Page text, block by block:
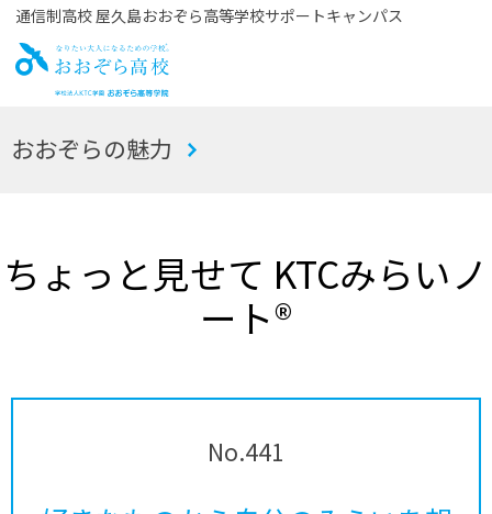
通信制高校 屋久島おおぞら高等学校サポートキャンパス
お
おおぞらの魅力
ちょっと見せて KTCみらいノ
ート®
No.441